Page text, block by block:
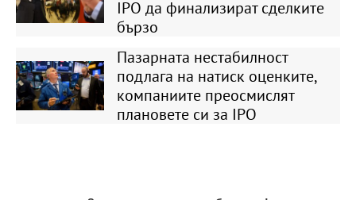
IPO да финализират сделките
бързо
Пазарната нестабилност
подлага на натиск оценките,
компаниите преосмислят
плановете си за IPO